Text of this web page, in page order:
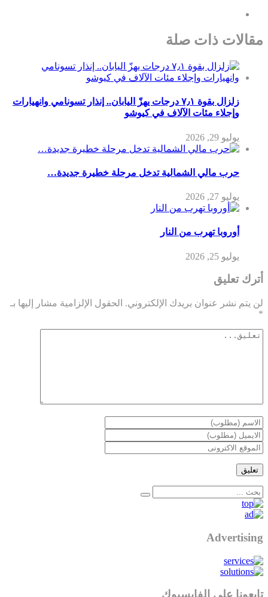
مقالات ذات صلة
زلزال بقوة ٧٫١ درجات يهزّ اليابان.. إنذار تسونامي وانهيارات
وإجلاء مئات الآلاف في كيوشو
يوليو 29, 2026
حرب مالي الشمالية تدخل مرحلة خطيرة جديدة…
يوليو 27, 2026
أوروبا تهرب من النار
يوليو 25, 2026
أترك تعليق
لن يتم نشر عنوان بريدك الإلكتروني. الحقول الإلزامية مشار إليها بـ
*
Advertising
تابعونا على الفايسبوك